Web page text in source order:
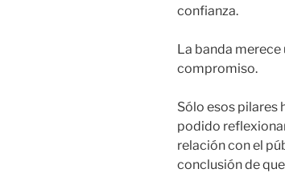
confianza.
La banda merece
compromiso.
Sólo esos pilares
podido
relación con el
conclusión de